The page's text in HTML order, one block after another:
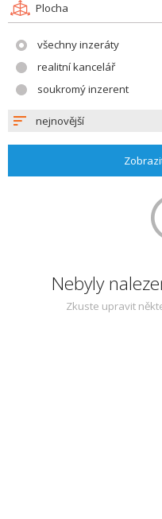
Plocha
všechny inzeráty
realitní kancelář
soukromý inzerent
nejnovější
Nebyly
Zkuste upravit